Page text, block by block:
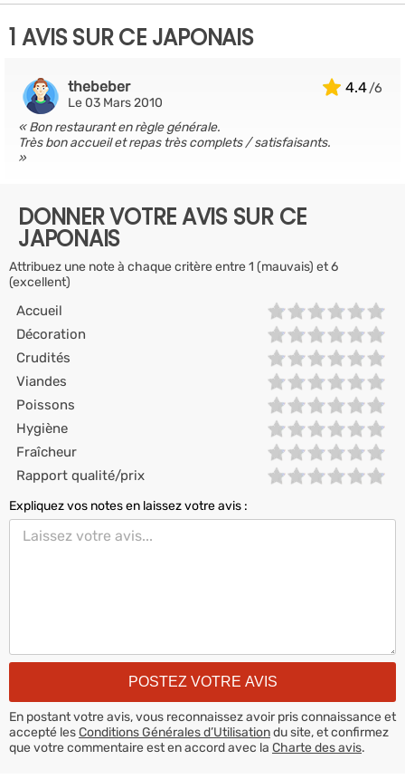
1 AVIS SUR CE JAPONAIS
4.4
thebeber
Le 03 Mars 2010
Bon restaurant en règle générale.
Très bon accueil et repas très complets / satisfaisants.
DONNER VOTRE AVIS SUR CE
JAPONAIS
Attribuez une note à chaque critère entre 1 (mauvais) et 6
(excellent)
Accueil
Décoration
Crudités
Viandes
Poissons
Hygiène
Fraîcheur
Rapport qualité/prix
Expliquez vos notes en laissez votre avis :
En postant votre avis, vous reconnaissez avoir pris connaissance et
accepté lesConditions Générales d’Utilisationdu site, et confirmez
que votre commentaire est en accord avec la Charte des avis.